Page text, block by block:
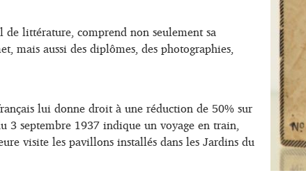
littérature, comprend non seulement sa
mais aussi des diplômes, des photographies,
lui donne droit à une réduction de 50% sur
3 septembre 1937 indique un voyage en train,
visite les pavillons installés dans les Jardins du